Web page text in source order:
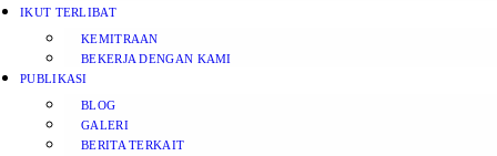
IKUT TERLIBAT
KEMITRAAN
BEKERJA DENGAN KAMI
PUBLIKASI
BLOG
GALERI
BERITA TERKAIT